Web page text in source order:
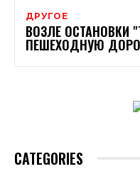
ДРУГОЕ
ВОЗЛЕ ОСТАНОВКИ
ПЕШЕХОДНУЮ
CATEGORIES